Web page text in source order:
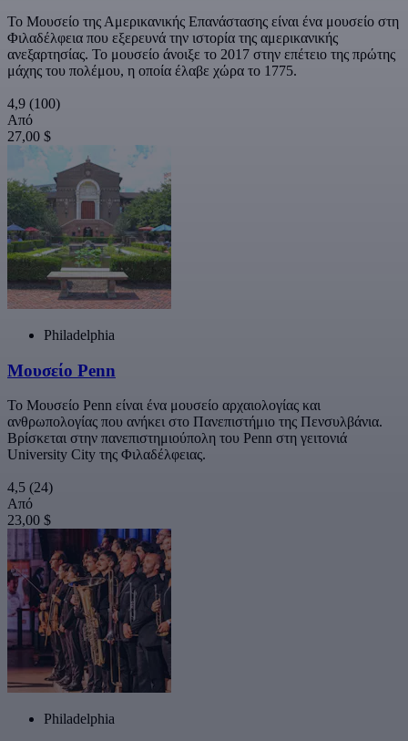
Το Μουσείο της Αμερικανικής Επανάστασης είναι ένα μουσείο στη
Φιλαδέλφεια που εξερευνά την ιστορία της αμερικανικής
ανεξαρτησίας. Το μουσείο άνοιξε το 2017 στην επέτειο της πρώτης
μάχης του πολέμου, η οποία έλαβε χώρα το 1775.
4,9 (100)
Από
27,00 $
Philadelphia
Μουσείο Penn
Το Μουσείο Penn είναι ένα μουσείο αρχαιολογίας και
ανθρωπολογίας που ανήκει στο Πανεπιστήμιο της Πενσυλβάνια.
Βρίσκεται στην πανεπιστημιούπολη του Penn στη γειτονιά
University City της Φιλαδέλφειας.
4,5 (24)
Από
23,00 $
Philadelphia